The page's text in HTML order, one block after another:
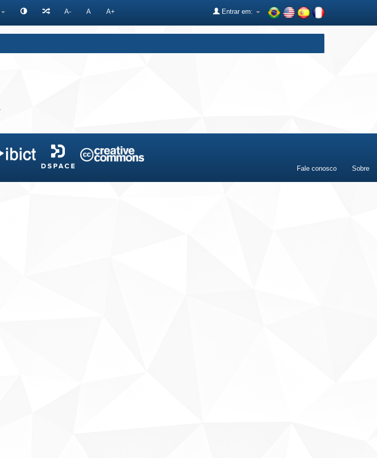
A- A A+ Entrar em:
Fale conosco Sobre